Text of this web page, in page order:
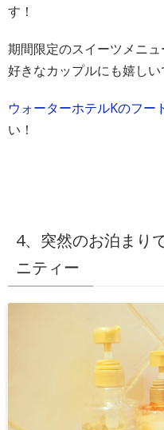
す！
期間限定のスイーツメニ
好きなカップルにも嬉しい
ウォーターホテルKのフー
い！
4、突然のお泊まり
ニティー